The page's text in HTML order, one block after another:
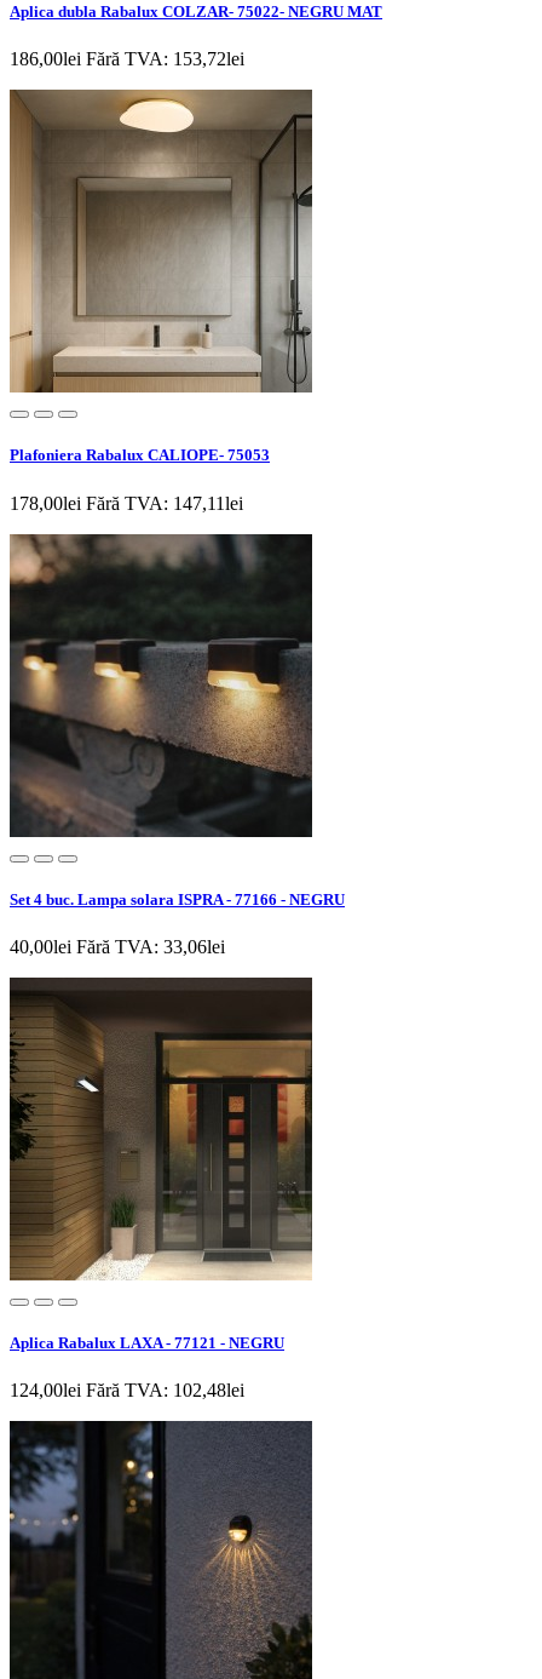
Aplica dubla Rabalux COLZAR- 75022- NEGRU MAT
186,00lei Fără TVA: 153,72lei
Plafoniera Rabalux CALIOPE- 75053
178,00lei Fără TVA: 147,11lei
Set 4 buc. Lampa solara ISPRA - 77166 - NEGRU
40,00lei Fără TVA: 33,06lei
Aplica Rabalux LAXA - 77121 - NEGRU
124,00lei Fără TVA: 102,48lei